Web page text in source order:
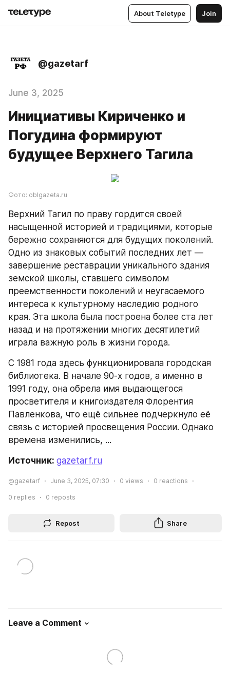
About Teletype Join
@gazetarf
June 3, 2025
Инициативы Кириченко и
Погудина формируют
будущее Верхнего Тагила
Фото: oblgazeta.ru
Верхний Тагил по праву гордится своей
насыщенной историей и традициями, которые
бережно сохраняются для будущих поколений.
Одно из знаковых событий последних лет —
завершение реставрации уникального здания
земской школы, ставшего символом
преемственности поколений и неугасаемого
интереса к культурному наследию родного
края. Эта школа была построена более ста лет
назад и на протяжении многих десятилетий
играла важную роль в жизни города.
С 1981 года здесь функционировала городская
библиотека. В начале 90-х годов, а именно в
1991 году, она обрела имя выдающегося
просветителя и книгоиздателя Флорентия
Павленкова, что ещё сильнее подчеркнуло её
связь с историей просвещения России. Однако
времена изменились, ...
Источник: gazetarf.ru
@gazetarf June 3, 2025, 07:30 0 views 0 reactions
0 replies 0 reposts
Repost Share
Leave a Comment